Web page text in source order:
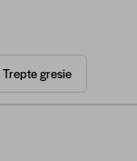
Trepte gresie